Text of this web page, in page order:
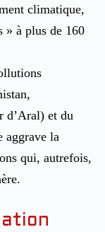
climatique,
» à plus de 160
d’Aral) et du
aggrave la
qui, autrefois,